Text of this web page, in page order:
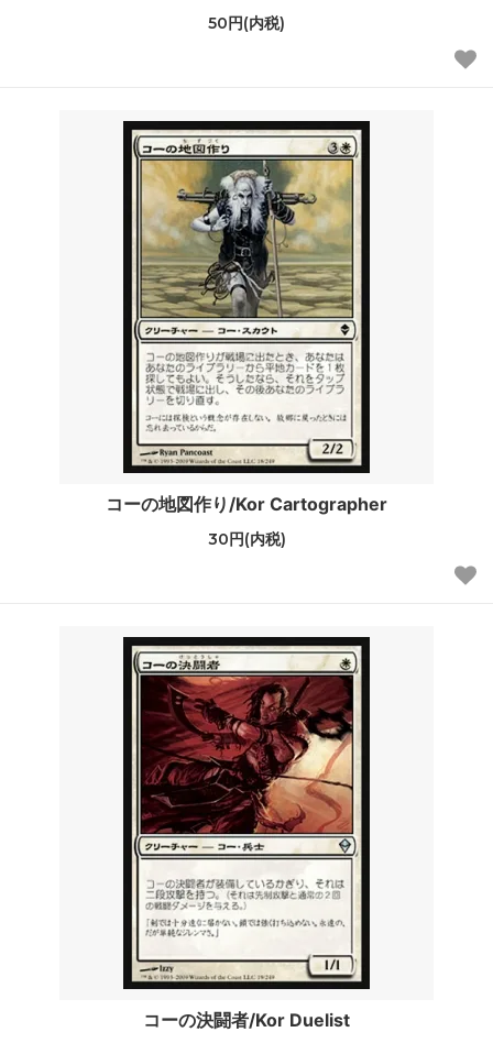
50円(内税)
コーの地図作り/Kor Cartographer
30円(内税)
コーの決闘者/Kor Duelist